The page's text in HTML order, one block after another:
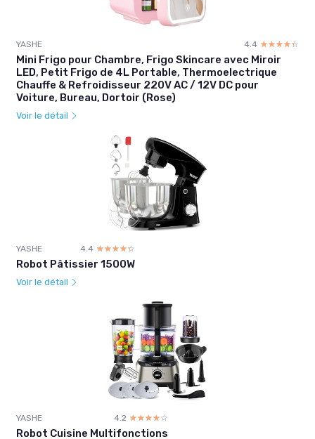
YASHE 4.4 ☆☆☆☆☆
★★★★★
Mini Frigo pour Chambre, Frigo Skincare avec Miroir
LED, Petit Frigo de 4L Portable, Thermoelectrique
Chauffe & Refroidisseur 220V AC / 12V DC pour
Voiture, Bureau, Dortoir (Rose)
Voir le détail
YASHE 4.4 ☆☆☆☆☆
★★★★★
Robot Pâtissier 1500W
Voir le détail
YASHE 4.2 ☆☆☆☆☆
★★★★★
Robot Cuisine Multifonctions